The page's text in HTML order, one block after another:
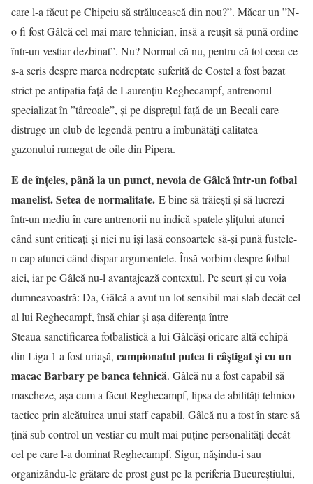
care l-a făcut pe Chipciu să strălucească din nou?”. Măcar un ”N-
o fi fost Gâlcă cel mai mare tehnician, însă a reuşit să pună ordine
într-un vestiar dezbinat”. Nu? Normal că nu, pentru că tot ceea ce
s-a scris despre marea nedreptate suferită de Costel a fost bazat
strict pe antipatia faţă de Laurenţiu Reghecampf, antrenorul
specializat în ”târcoale”, şi pe dispreţul faţă de un Becali care
distruge un club de legendă pentru a îmbunătăţi calitatea
gazonului rumegat de oile din Pipera.
E de înţeles, până la un punct, nevoia de Gâlcă într-un fotbal
manelist. Setea de normalitate. E bine să trăieşti şi să lucrezi
într-un mediu în care antrenorii nu indică spatele şliţului atunci
când sunt criticaţi şi nici nu îşi lasă consoartele să-şi pună fustele-
n cap atunci când dispar argumentele. Însă vorbim despre fotbal
aici, iar pe Gâlcă nu-l avantajează contextul. Pe scurt şi cu voia
dumneavoastră: Da, Gâlcă a avut un lot sensibil mai slab decât cel
al lui Reghecampf, însă chiar şi aşa diferenţa între
Steaua sanctificarea fotbalistică a lui Gâlcăşi oricare altă echipă
din Liga 1 a fost uriaşă, campionatul putea fi câştigat şi cu un
macac Barbary pe banca tehnică. Gâlcă nu a fost capabil să
mascheze, aşa cum a făcut Reghecampf, lipsa de abilităţi tehnico-
tactice prin alcătuirea unui staff capabil. Gâlcă nu a fost în stare să
ţină sub control un vestiar cu mult mai puţine personalităţi decât
cel pe care l-a dominat Reghecampf. Sigur, năşindu-i sau
organizându-le grătare de prost gust pe la periferia Bucureştiului,